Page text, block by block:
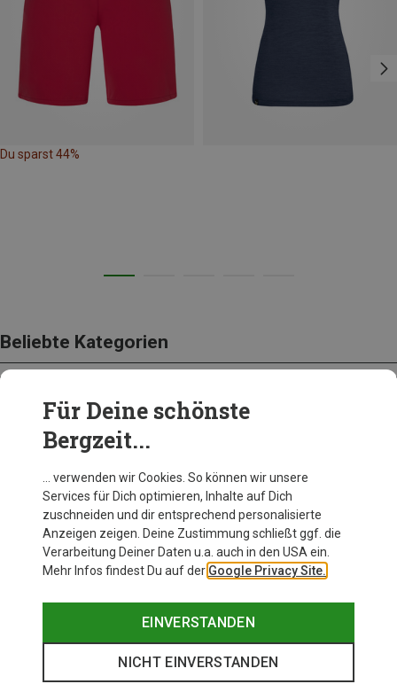
Du sparst 44%
Beliebte Kategorien
BEKLEIDUNG
Für Deine schönste
Bergzeit...
… verwenden wir Cookies. So können wir unsere
Services für Dich optimieren, Inhalte auf Dich
zuschneiden und dir entsprechend personalisierte
Anzeigen zeigen. Deine Zustimmung schließt ggf. die
Verarbeitung Deiner Daten u.a. auch in den USA ein.
Mehr Infos findest Du auf der Google Privacy Site.
EINVERSTANDEN
NICHT EINVERSTANDEN